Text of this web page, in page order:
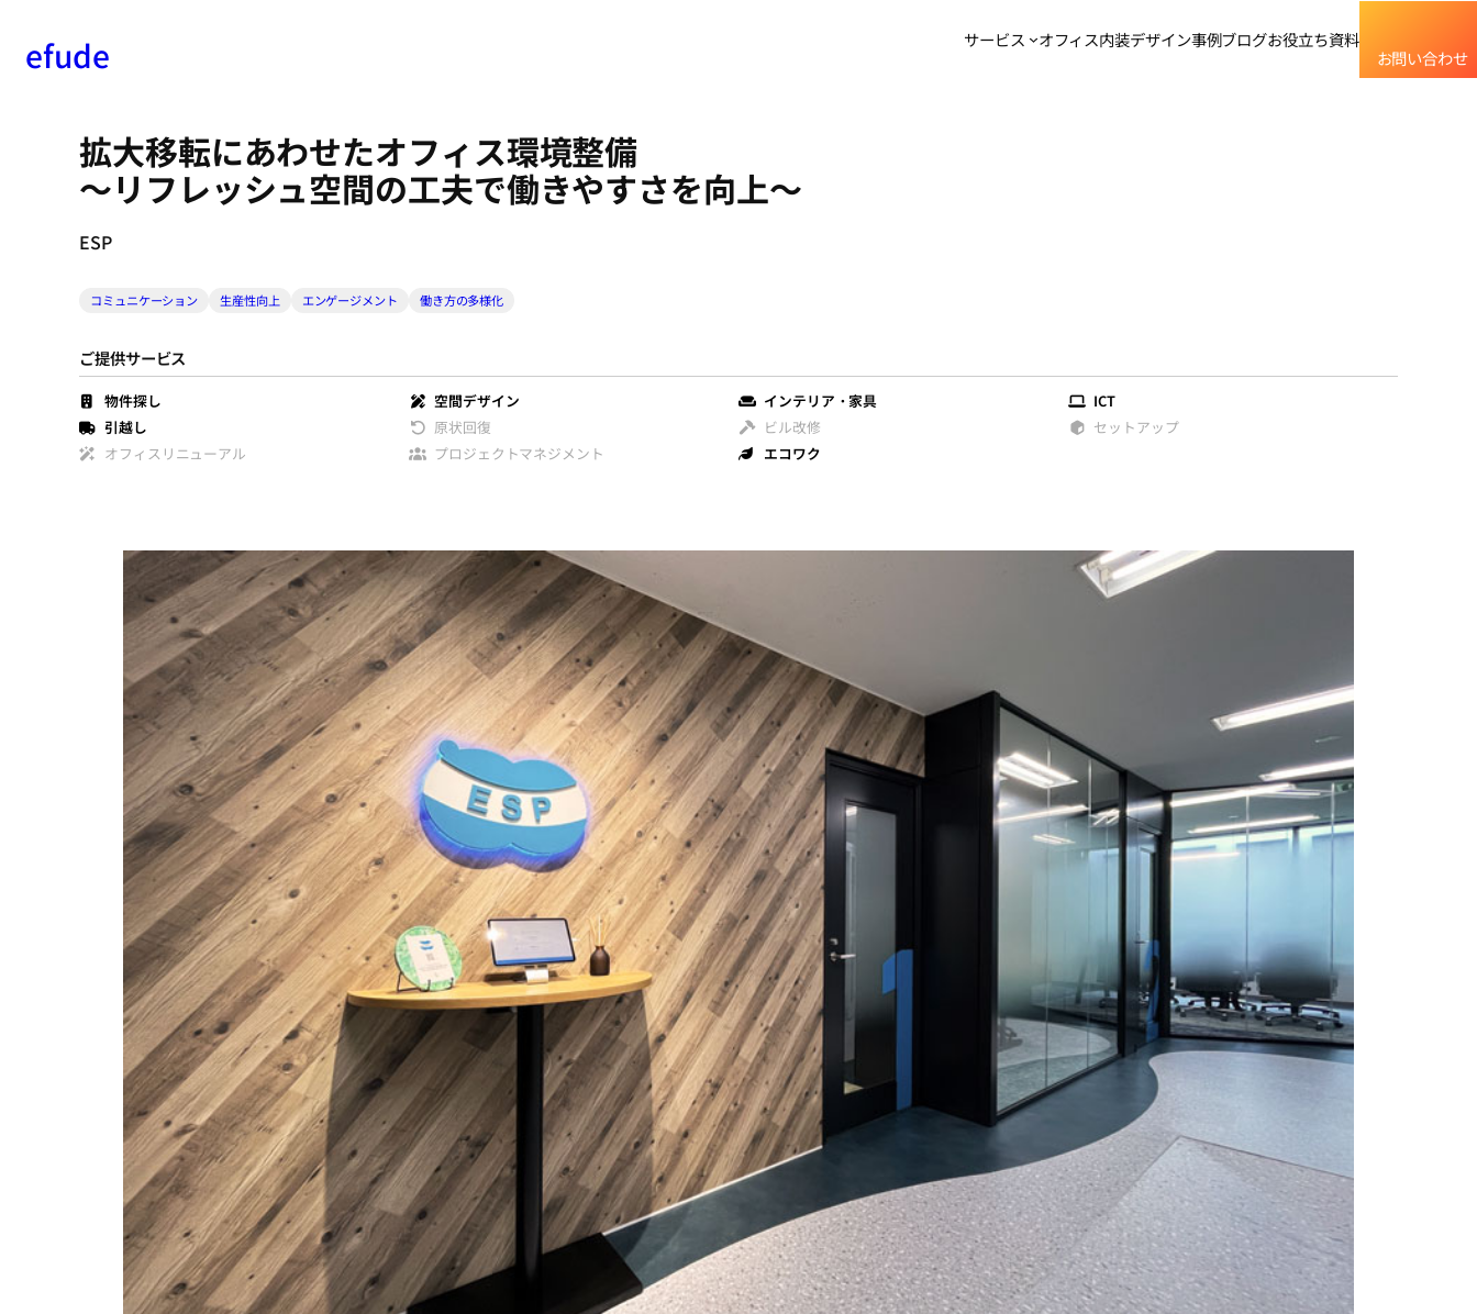
efude サービス オフィス内装デザイン事例ブログお役立ち資料
お問い合わせ
ル
プ
拡大移転にあわせたオフィス環境整備
～リフレッシュ空間の工夫で働きやすさを向上～
ESP
コミュニケーション 生産性向上 エンゲージメント 働き方の多様化
ご提供サービス
物件探し 空間デザイン インテリア・家具
ICT
引越し
原状回復 ビル改修
セットアップ
オフィスリニューアル
プロジェクトマネジメント エコワク